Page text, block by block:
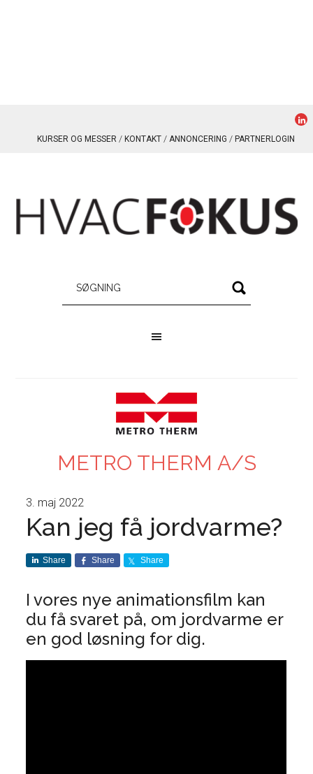
KURSER OG MESSER KONTAKT ANNONCERING PARTNERLOGIN
METRO THERM A/S
3. maj 2022
Kan jeg få jordvarme?
Share Share Share
I vores nye animationsfilm kan
du få svaret på, om jordvarme er
en god løsning for dig.